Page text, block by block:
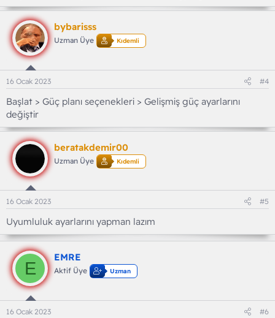
bybarisss
Uzman Üye Kıdemli
16 Ocak 2023 #4
Başlat > Güç planı seçenekleri > Gelişmiş güç ayarlarını
değiştir
beratakdemir00
Uzman Üye Kıdemli
16 Ocak 2023 #5
Uyumluluk ayarlarını yapman lazım
E
EMRE
Aktif Üye Uzman
16 Ocak 2023 #6